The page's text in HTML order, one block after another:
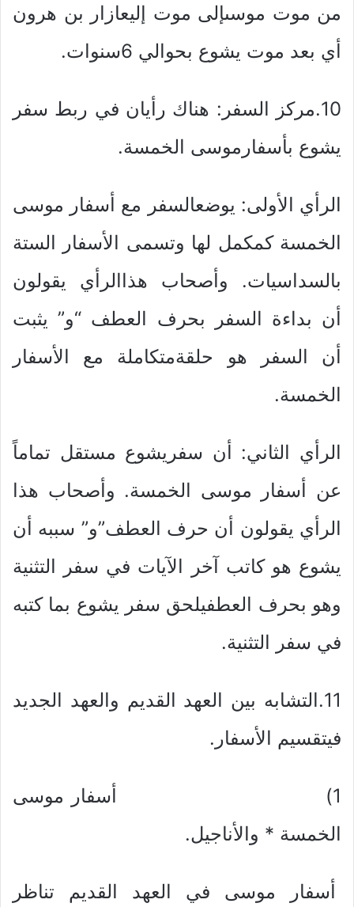
من موت موسىإلى موت إليعازار بن هرون
أي بعد موت يشوع بحوالي 6سنوات.
10.مركز السفر: هناك رأيان في ربط سفر
يشوع بأسفارموسى الخمسة.
الرأي الأولى: يوضعالسفر مع أسفار موسى
الخمسة كمكمل لها وتسمى الأسفار الستة
بالسداسيات. وأصحاب هذاالرأي يقولون
أن بداءة السفر بحرف العطف “و” يثبت
أن السفر هو حلقةمتكاملة مع الأسفار
الخمسة.
الرأي الثاني: أن سفريشوع مستقل تماماً
عن أسفار موسى الخمسة. وأصحاب هذا
الرأي يقولون أن حرف العطف”و” سببه أن
يشوع هو كاتب آخر الآيات في سفر التثنية
وهو بحرف العطفيلحق سفر يشوع بما كتبه
في سفر التثنية.
11.التشابه بين العهد القديم والعهد الجديد
فيتقسيم الأسفار.
1) أسفار موسى
الخمسة * والأناجيل.
أسفار موسى في العهد القديم تناظر